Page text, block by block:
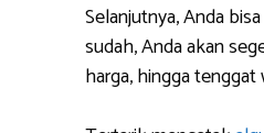
Selanjutnya, Anda
sudah, Anda akan
harga, hingga